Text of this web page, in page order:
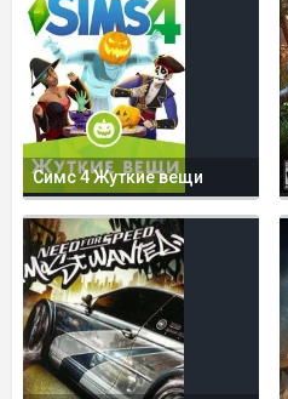
Симс 4 Жуткие вещи